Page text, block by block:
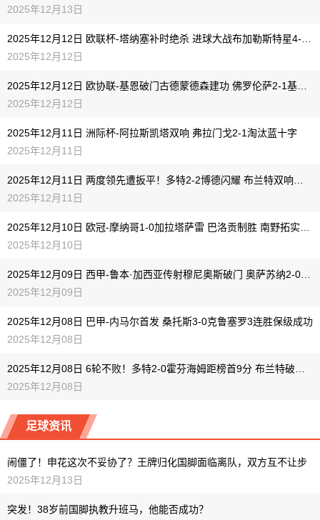
2025年12月13日
2025年12月12日
2025年12月12日
2025年12月11日 洲际杯-阿拉斯凯塔双响 弗拉门戈2-1淘汰蓝十字
2025年12月11日
2025年12月11日
2025年12月10日
2025年12月09日
2025年12月08日 巴甲-内马尔首发 桑托斯3-0克鲁塞罗3连胜保级成功
2025年12月08日
2025年12月08日
足球资讯
闹僵了！申花这次不妥协了？王牌归化国脚面临离队，双方互不让步
2025年12月13日
突发！38岁前国脚执教升班马，他能否成功？